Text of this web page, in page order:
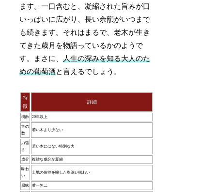
ます。一口含むと、凝縮された旨みが口
いっぱいに広がり、長い余韻がいつまで
も続きます。それはまるで、老木が生き
てきた歳月を物語っているかのようで
す。まさに、人生の深みを知る大人のた
めの葡萄酒と言えるでしょう。
特
徴
詳細
樹齢 20年以上
実の
数
若い木より少ない
力強
さ
若い木にはない特別な力
成分 複雑な成分が凝縮
味わ
い
土地の個性を映した奥深い味わい
風味 唯一無二